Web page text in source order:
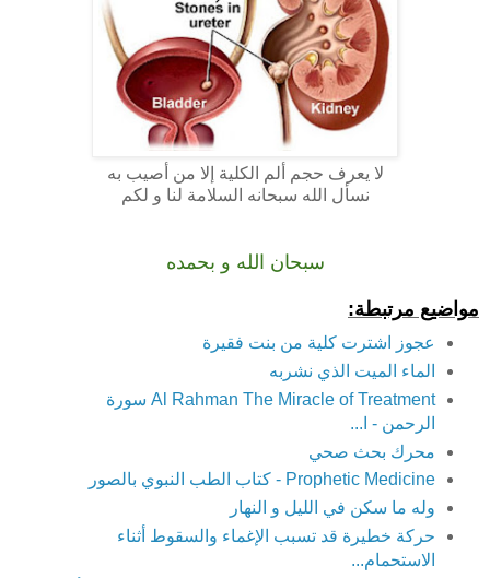
لا يعرف حجم ألم الكلية إلا من أصيب به
نسأل الله سبحانه السلامة لنا و لكم
سبحان الله و بحمده
مواضيع مرتبطة:
عجوز اشترت كلية من بنت فقيرة
الماء الميت الذي نشربه
Al Rahman The Miracle of Treatment سورة
الرحمن - ا...
محرك بحث صحي
Prophetic Medicine - كتاب الطب النبوي بالصور
وله ما سكن في الليل و النهار
حركة خطيرة قد تسبب الإغماء والسقوط أثناء
الاستحمام...